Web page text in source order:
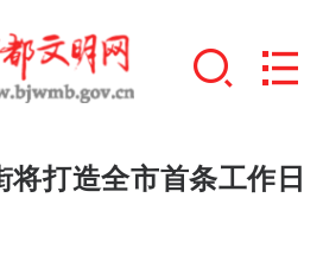
将打造全市首条工作日